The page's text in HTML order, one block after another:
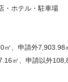
・ホテル・駐車場
㎡、申請外7,903.98
㎡、申請以外